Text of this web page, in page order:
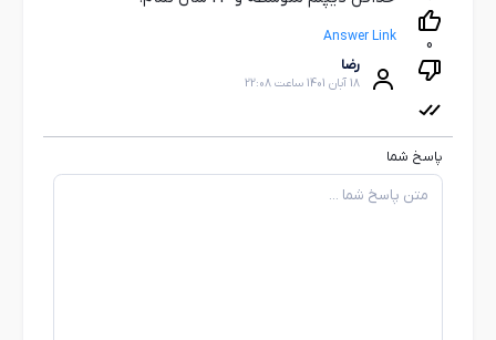
0
Answer Link
رضا
18 آبان 1401 ساعت 22:08
پاسخ شما